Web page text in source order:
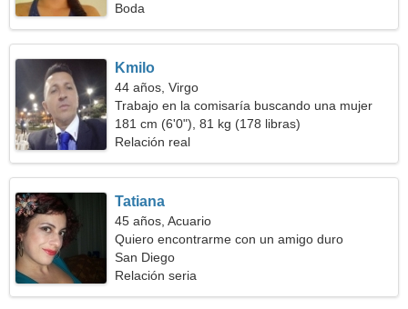
Boda
Kmilo
44 años, Virgo
Trabajo en la comisaría buscando una mujer
sexy
181 cm (6'0"), 81 kg (178 libras)
Relación real
Tatiana
45 años, Acuario
Quiero encontrarme con un amigo duro
San Diego
Relación seria